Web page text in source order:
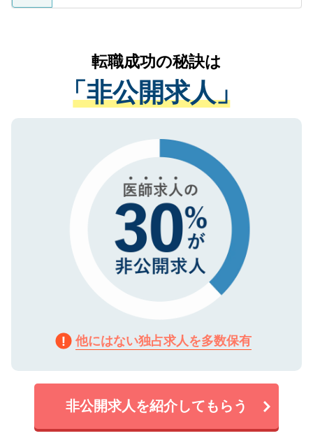
ているすべての個人データはご本人の許可
は、個人情報の取り扱いについての厳密な
管理基準を満たした事業者のみに付与され
る、プライバシーマークを取得済みです。
で、機密保持に関してもご安心ください。
かがいして、現在の医療機関の状況や紹介
経験をまじえながら、適切なアドバイスを
させていただきます。すぐにご転職をされ
ない方には、長期的なサポートが可能です
ので、まずはご登録ください。
転職成功の秘訣は
「非公開求人」
他にはない独占求人を多数保有
非公開求人を紹介してもらう